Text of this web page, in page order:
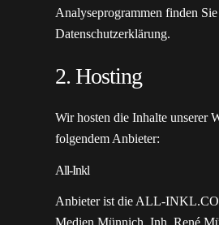
Analyseprogrammen finden
Datenschutzerklärung.
2. Hosting
Wir hosten die Inhalte unserer
folgendem Anbieter:
All-Inkl
Anbieter ist die ALL-